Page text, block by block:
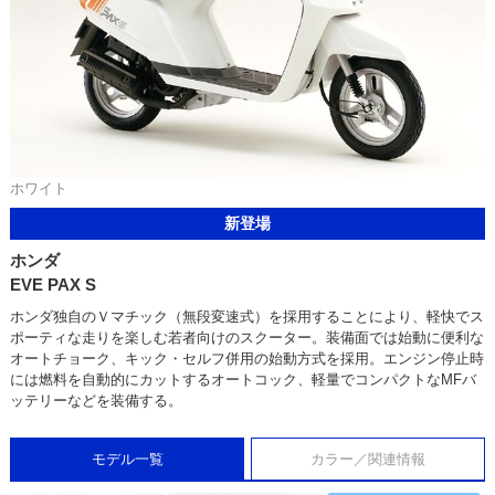
ホワイト
新登場
ホンダ
EVE PAX S
ホンダ独自のＶマチック（無段変速式）を採用することにより、軽快でス
ポーティな走りを楽しむ若者向けのスクーター。装備面では始動に便利な
オートチョーク、キック・セルフ併用の始動方式を採用。エンジン停止時
には燃料を自動的にカットするオートコック、軽量でコンパクトなMFバ
ッテリーなどを装備する。
モデル一覧 カラー／関連情報